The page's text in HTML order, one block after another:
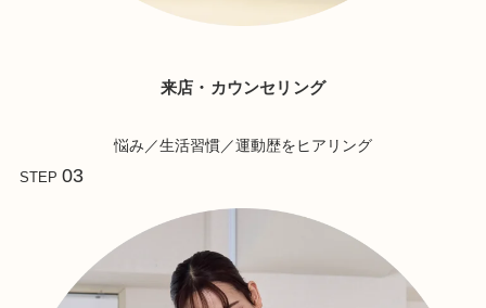
来店・カウンセリング
悩み／生活習慣／運動歴をヒアリング
STEP 03